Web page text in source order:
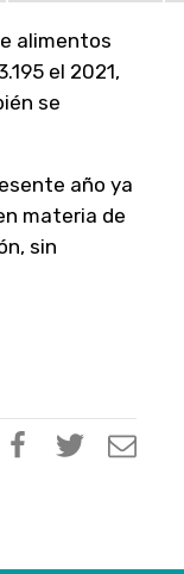
alimentos
el 2021,
se
año ya
materia de
sin